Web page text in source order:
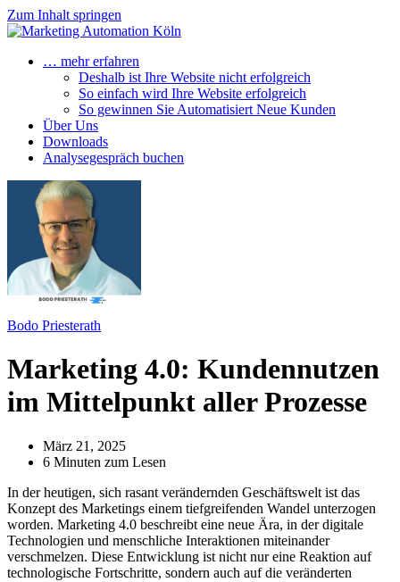
Zum Inhalt springen
… mehr erfahren
Deshalb ist Ihre Website nicht erfolgreich
So einfach wird Ihre Website erfolgreich
So gewinnen Sie Automatisiert Neue Kunden
Über Uns
Downloads
Analysegespräch buchen
Bodo Priesterath
Marketing 4.0: Kundennutzen
im Mittelpunkt aller Prozesse
März 21, 2025
6 Minuten zum Lesen
In der heutigen, sich rasant verändernden Geschäftswelt ist das
Konzept des Marketings einem tiefgreifenden Wandel unterzogen
worden. Marketing 4.0 beschreibt eine neue Ära, in der digitale
Technologien und menschliche Interaktionen miteinander
verschmelzen. Diese Entwicklung ist nicht nur eine Reaktion auf
technologische Fortschritte, sondern auch auf die veränderten